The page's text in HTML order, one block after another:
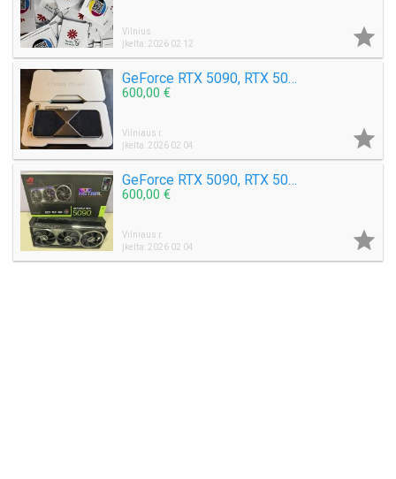
Vilnius
Įkelta: 2026 02 12

GeForce RTX 5090, RTX 5080, RTX 5070 Ti, RTX 5070, RTX 4090, RTX 4080 Super, RTX 4080, RTX 4070 Ti Super, RTX 4070 Ti, RTX 4070 Super, RTX 4070
600,00 €
Vilniaus r.
Įkelta: 2026 02 04

GeForce RTX 5090, RTX 5080, RTX 5070 Ti, RTX 5070, RTX 4090, RTX 4080 Super, RTX 4080, RTX 4070 Ti Super, RTX 4070 Ti, RTX 4070 Super,
600,00 €
Vilniaus r.
Įkelta: 2026 02 04
